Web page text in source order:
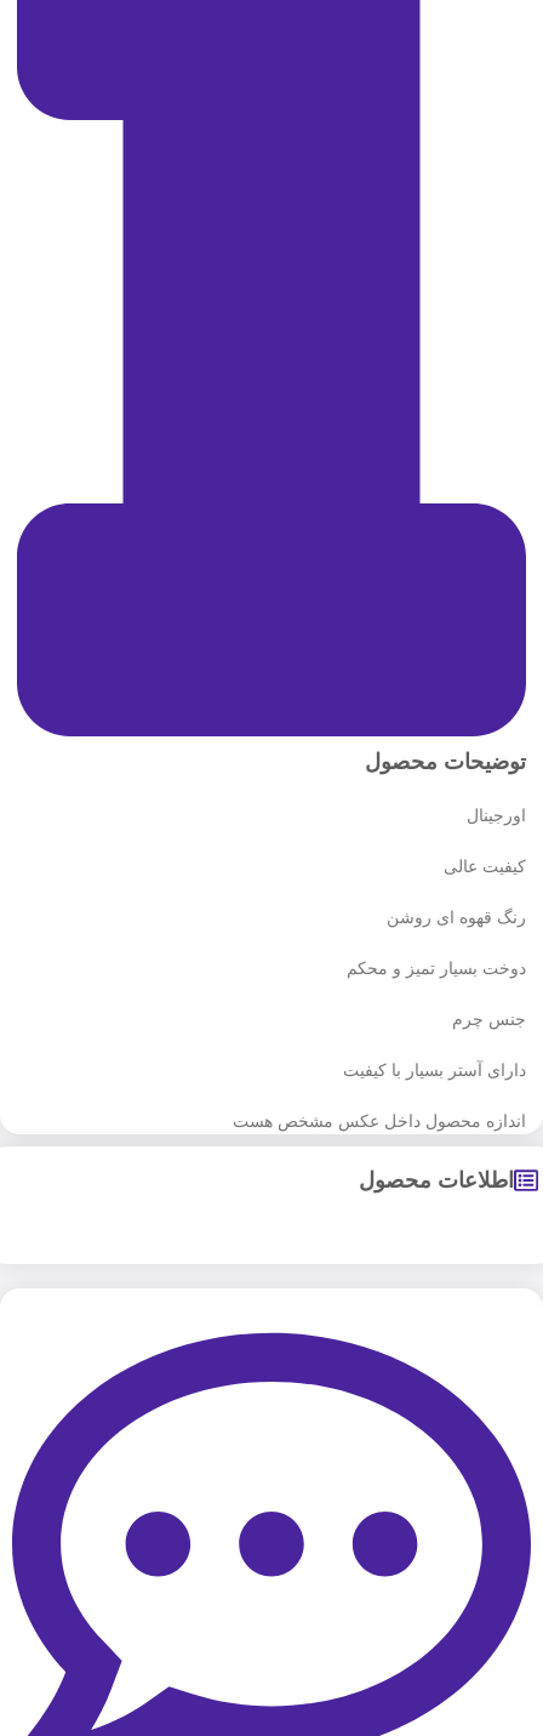
توضیحات محصول
اورجینال
کیفیت عالی
رنگ قهوه ای روشن
دوخت بسیار تمیز و محکم
جنس چرم
دارای آستر بسیار با کیفیت
اندازه محصول داخل عکس مشخص هست
اطلاعات محصول